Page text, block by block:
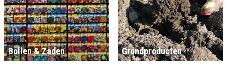
Bollen & Zaden Grondproducten